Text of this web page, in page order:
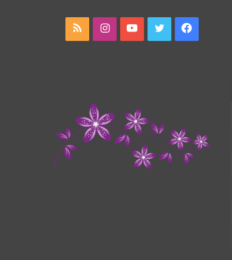
فيسبوك تويتر يوتيوب انستقرام